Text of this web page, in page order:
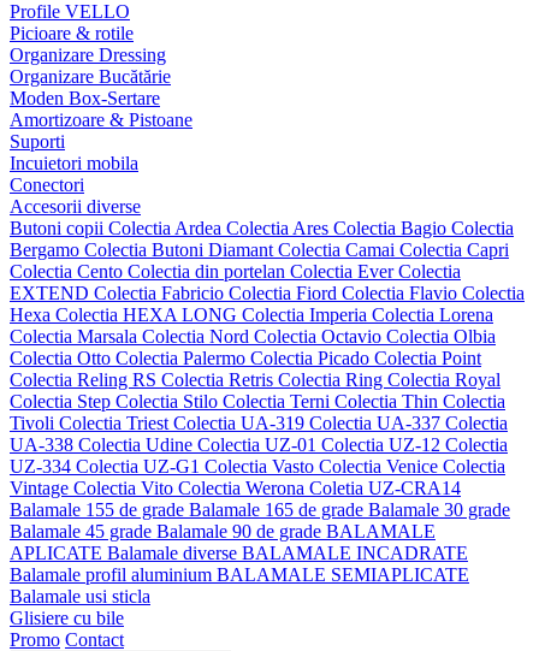
Profile VELLO
Picioare & rotile
Organizare Dressing
Organizare Bucătărie
Moden Box-Sertare
Amortizoare & Pistoane
Suporti
Incuietori mobila
Conectori
Accesorii diverse
Butoni copii Colectia Ardea Colectia Ares Colectia Bagio Colectia
Bergamo Colectia Butoni Diamant Colectia Camai Colectia Capri
Colectia Cento Colectia din portelan Colectia EverColectia
EXTEND Colectia Fabricio Colectia Fiord Colectia Flavio Colectia
Hexa Colectia HEXA LONG Colectia Imperia Colectia Lorena
Colectia Marsala Colectia Nord Colectia Octavio Colectia Olbia
Colectia Otto Colectia Palermo Colectia Picado Colectia Point
Colectia Reling RS Colectia Retris Colectia Ring Colectia Royal
Colectia Step Colectia Stilo Colectia Terni Colectia Thin Colectia
Tivoli Colectia Triest Colectia UA-319 Colectia UA-337 Colectia
UA-338 Colectia Udine Colectia UZ-01 Colectia UZ-12 Colectia
UZ-334 Colectia UZ-G1 Colectia Vasto Colectia Venice Colectia
Vintage Colectia Vito Colectia Werona Coletia UZ-CRA14
Balamale 155 de grade Balamale 165 de grade Balamale 30 grade
Balamale 45 grade Balamale 90 de grade BALAMALE
APLICATE Balamale diverse BALAMALE INCADRATE
Balamale profil aluminium BALAMALE SEMIAPLICATE
Balamale usi sticla
Glisiere cu bile
Promo Contact